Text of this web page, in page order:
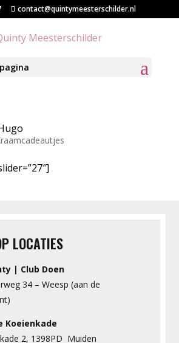
contact@quintymeesterschilder.nl
LOCATIES
| Club Doen
34 – Weesp (aan de
Koeienkade
2, 1398PD Muiden